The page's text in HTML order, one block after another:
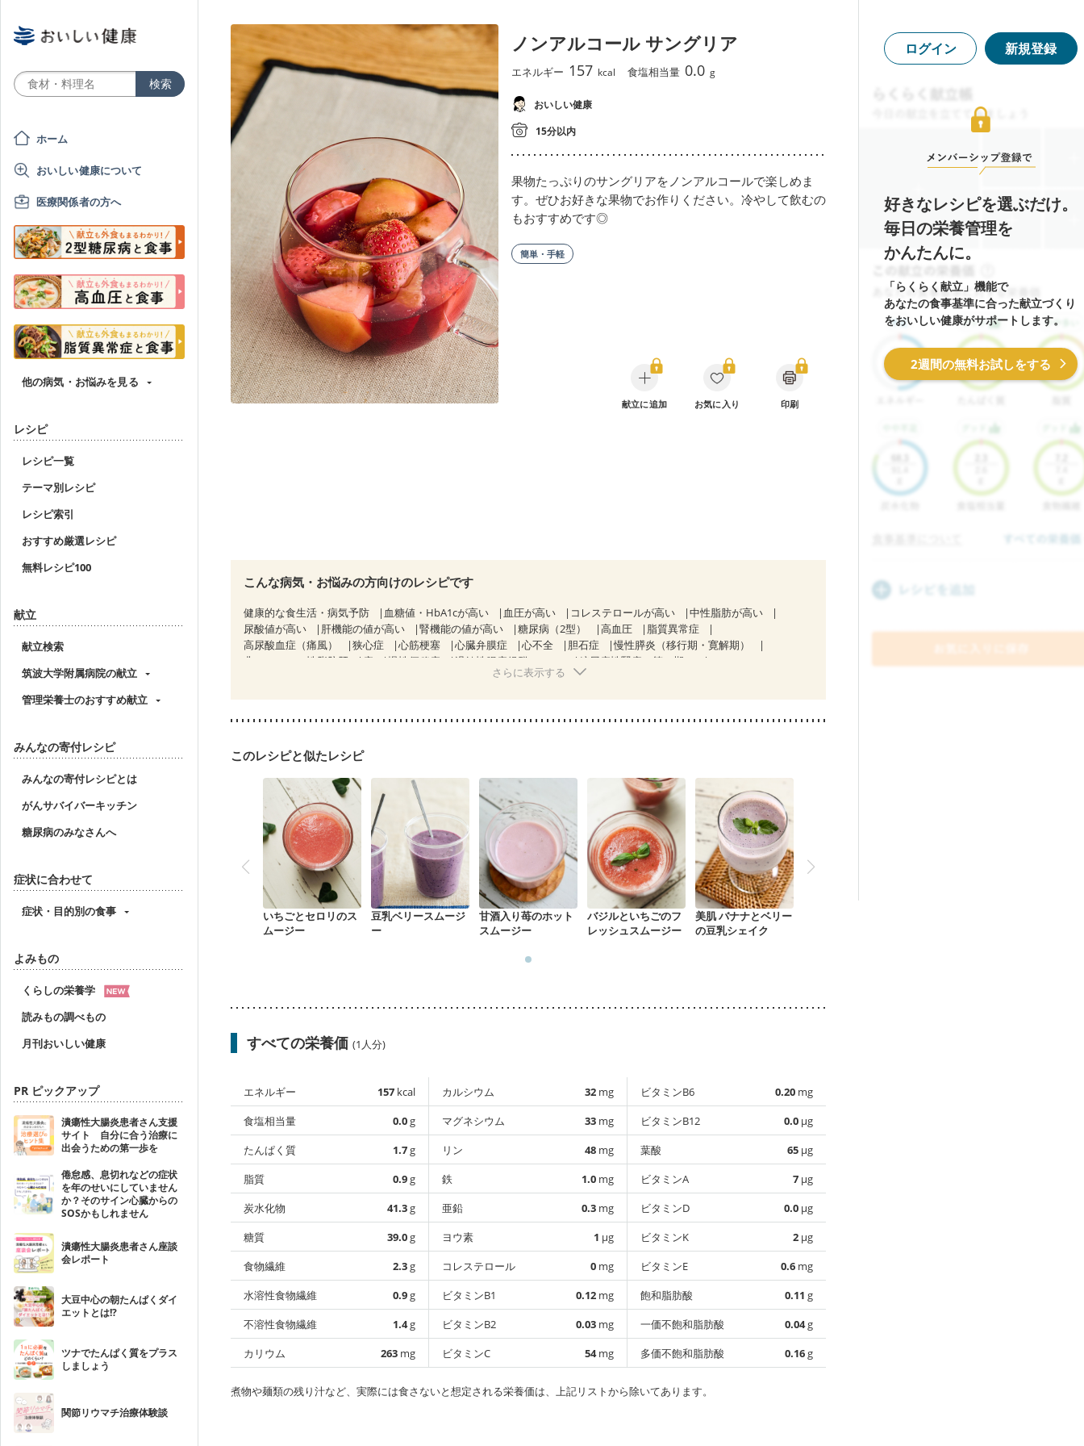
ホーム
おいしい健康について
医療関係者の方へ
他の病気・お悩みを見る
レシピ
レシピ一覧
テーマ別レシピ
レシピ索引
おすすめ厳選レシピ
無料レシピ100
献立
献立検索
筑波大学附属病院の献立
管理栄養士のおすすめ献立
みんなの寄付レシピ
みんなの寄付レシピとは
がんサバイバーキッチン
糖尿病のみなさんへ
症状に合わせて
症状・目的別の食事
よみもの
くらしの栄養学
読みもの調べもの
月刊おいしい健康
PR ピックアップ
潰瘍性大腸炎患者さん支援
サイト 自分に合う治療に
出会うための第一歩を
倦怠感、息切れなどの症状
を年のせいにしていません
か？そのサイン心臓からの
SOSかもしれません
潰瘍性大腸炎患者さん座談
会レポート
大豆中心の朝たんぱくダイ
エットとは!?
ツナでたんぱく質をプラス
しましょう
関節リウマチ治療体験談
ノンアルコール サングリア
エネルギー 157 kcal 食塩相当量 0.0 g
おいしい健康
15分以内
果物たっぷりのサングリアをノンアルコールで楽しめま
す。ぜひお好きな果物でお作りください。冷やして飲むの
もおすすめです◎
簡単・手軽
献立に追加 お気に入り 印刷
こんな病気・お悩みの方向けのレシピです
健康的な食生活・病気予防 血糖値・HbA1cが高い 血圧が高い コレステロールが高い
中性脂肪が高い
尿酸値が高い
肝機能の値が高い 腎機能の値が高い 糖尿病（2型） 高血圧
脂質異常症
高尿酸血症（痛風）
狭心症 心筋梗塞 心臓弁膜症 心不全 胆石症
慢性膵炎（移行期・寛解期）
非アルコール性脂肪肝
痔 慢性便秘症 過敏性腸症候群（IBS）
糖尿病性腎症（第１期）
CKD（ステージ１）
妊婦健診・体重増加が気になる（初期）
妊婦健診・血糖値が気になる（初期） 妊娠糖尿病(初期)
産後（母乳）
さらに表示する
このレシピと似たレシピ
いちごとセロリのス
ムージー
豆乳ベリースムージ
ー
甘酒入り苺のホット
スムージー
バジルといちごのフ
レッシュスムージー
美肌 バナナとベリー
の豆乳シェイク
すべての栄養価 (1人分)
エネルギー 157 kcal
食塩相当量
0.0g
たんぱく質
1.7g
脂質
0.9g
炭水化物
41.3g
糖質
39.0g
食物繊維
2.3g
水溶性食物繊維
0.9g
不溶性食物繊維
1.4g
カリウム
263 mg
カルシウム 32 mg
マグネシウム
33 mg
リン
48 mg
鉄
1.0 mg
亜鉛
0.3 mg
ヨウ素
1 µg
コレステロール
0 mg
ビタミンB1
0.12 mg
ビタミンB2
0.03 mg
ビタミンC
54mg
ビタミンB6 0.20 mg
ビタミンB12
0.0 µg
葉酸
65 µg
ビタミンA
7 µg
ビタミンD
0.0 µg
ビタミンK
2 µg
ビタミンE
0.6 mg
飽和脂肪酸
0.11 g
一価不飽和脂肪酸
0.04g
多価不飽和脂肪酸
0.16g
煮物や麺類の残り汁など、実際には食さないと想定される栄養価は、上記リストから除いてあります。
ログイン 新規登録
好きなレシピを選ぶだけ。
毎日の栄養管理を
かんたんに。
「らくらく献立」機能で
あなたの食事基準に合った献立づくり
をおいしい健康がサポートします。
2週間の無料お試しをする